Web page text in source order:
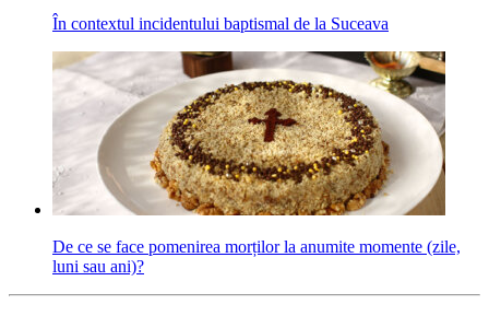
În contextul incidentului baptismal de la Suceava
De ce se face pomenirea morților la anumite momente (zile,
luni sau ani)?